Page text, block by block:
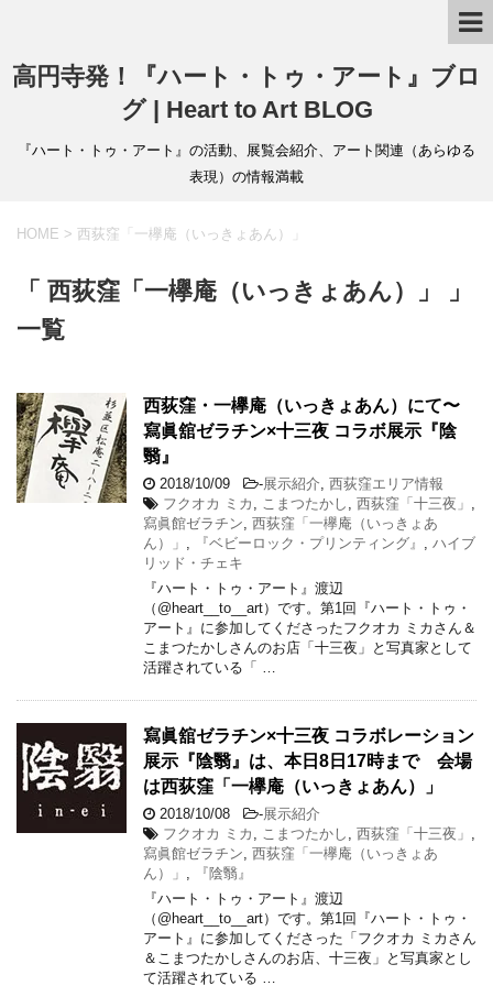
高円寺発！『ハート・トゥ・アート』ブロ
グ | Heart to Art BLOG
『ハート・トゥ・アート』の活動、展覧会紹介、アート関連（あらゆる
表現）の情報満載
HOME > 西荻窪「一欅庵（いっきょあん）」
「 西荻窪「一欅庵（いっきょあん）」 」
一覧
西荻窪・一欅庵（いっきょあん）にて〜
寫眞舘ゼラチン×十三夜 コラボ展示『陰
翳』
2018/10/09 -展示紹介 西荻窪エリア情報
フクオカ ミカ
こまつたかし 西荻窪「十三夜」
寫眞館ゼラチン 西荻窪「一欅庵（いっきょあ
ん）」
『ベビーロック・プリンティング』
ハイブ
リッド・チェキ
『ハート・トゥ・アート』渡辺
（@heart__to__art）です。第1回『ハート・トゥ・
アート』に参加してくださったフクオカ ミカさん＆
こまつたかしさんのお店「十三夜」と写真家として
活躍されている「 …
寫眞舘ゼラチン×十三夜 コラボレーション
展示『陰翳』は、本日8日17時まで 会場
は西荻窪「一欅庵（いっきょあん）」
2018/10/08 -展示紹介
フクオカ ミカ
こまつたかし 西荻窪「十三夜」
寫眞館ゼラチン 西荻窪「一欅庵（いっきょあ
ん）」
『陰翳』
『ハート・トゥ・アート』渡辺
（@heart__to__art）です。第1回『ハート・トゥ・
アート』に参加してくださった「フクオカ ミカさん
＆こまつたかしさんのお店、十三夜」と写真家とし
て活躍されている …